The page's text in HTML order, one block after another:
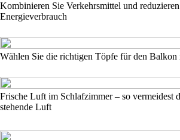
Kombinieren Sie Verkehrsmittel und
Energieverbrauch
Wählen Sie die richtigen Töpfe für den
Frische Luft im Schlafzimmer – so vermeidest
stehende Luft